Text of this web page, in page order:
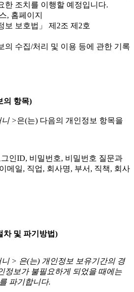
한 조치를 이행할 예정입니다.
, 홈페이지
보 보호법」 제2조 제2호
의 수집/처리 및 이용 등에 관한 기록
의 항목)
니 >은(는) 다음의 개인정보 항목을
인ID, 비밀번호, 비밀번호 질문과
메일, 직업, 회사명, 부서, 직책, 회사
차 및 파기방법)
> 은(는) 개인정보 보유기간의 경
정보가 불필요하게 되었을 때에는
파기합니다.